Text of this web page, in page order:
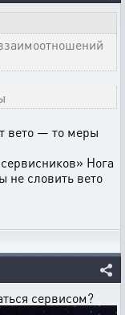
вето — то меры
Нога
не словить вето
сервисом?